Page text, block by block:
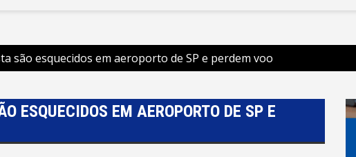
são esquecidos em aeroporto de SP e perdem voo
ESQUECIDOS EM AEROPORTO DE SP E